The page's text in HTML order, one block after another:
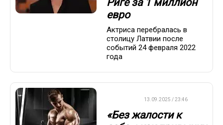
евро
Актриса перебралась в
столицу Латвии после
событий 24 февраля 2022
года
13.09.2025 / 23:46
«Без жалости к